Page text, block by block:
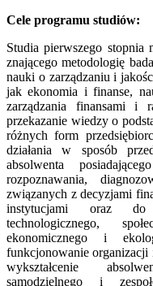
Cele programu studiów:
Studia pierwszego stopnia
znającego metodologię
nauki o zarządzaniu i
jak ekonomia i finanse,
zarządzania finansami i
przekazanie wiedzy o
różnych form
działania w sposób
absolwenta
rozpoznawania,
związanych z decyzjami
instytucjami oraz do
technologicznego,
ekonomicznego i
funkcjonowanie organizacji
wykształcenie
samodzielnego i